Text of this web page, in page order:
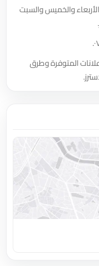
والخميس والسبت
المتوفرة وطرق